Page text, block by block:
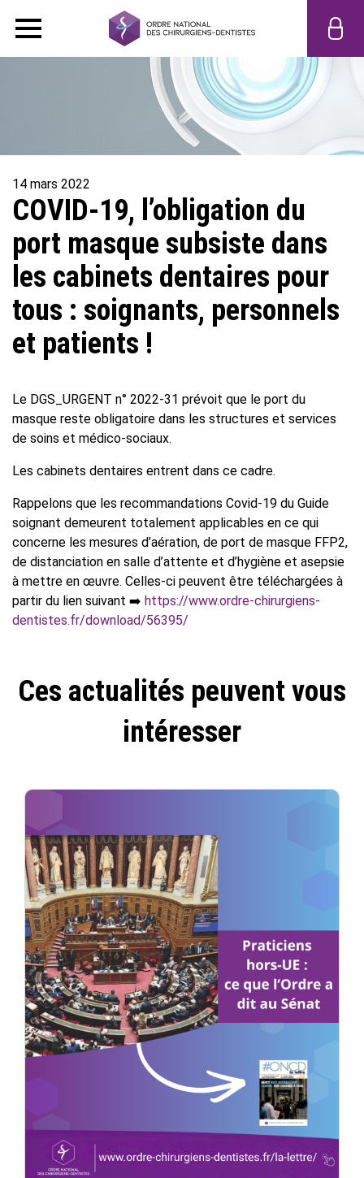
14 mars 2022
COVID-19, l’obligation du
port masque subsiste dans
les cabinets dentaires pour
tous : soignants, personnels
et patients !
Le DGS_URGENT n° 2022-31 prévoit que le port du
masque reste obligatoire dans les structures et services
de soins et médico-sociaux.
Les cabinets dentaires entrent dans ce cadre.
Rappelons que les recommandations Covid-19 du Guide
soignant demeurent totalement applicables en ce qui
concerne les mesures d’aération, de port de masque FFP2,
de distanciation en salle d’attente et d’hygiène et asepsie
à mettre en œuvre. Celles-ci peuvent être téléchargées à
partir du lien suivant ➡️ https://www.ordre-chirurgiens-
dentistes.fr/download/56395/
Ces actualités peuvent vous
intéresser